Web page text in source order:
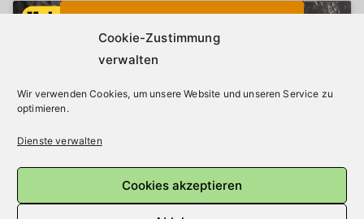
Cookie-Zustimmung
verwalten
Wir verwenden Cookies, um unsere Website und unseren Service zu
optimieren.
Dienste verwalten
Cookies akzeptieren
Ich stimme zu